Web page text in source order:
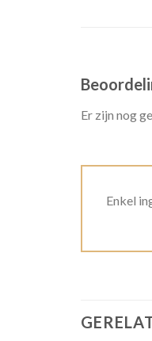
Er zijn nog
Enkel